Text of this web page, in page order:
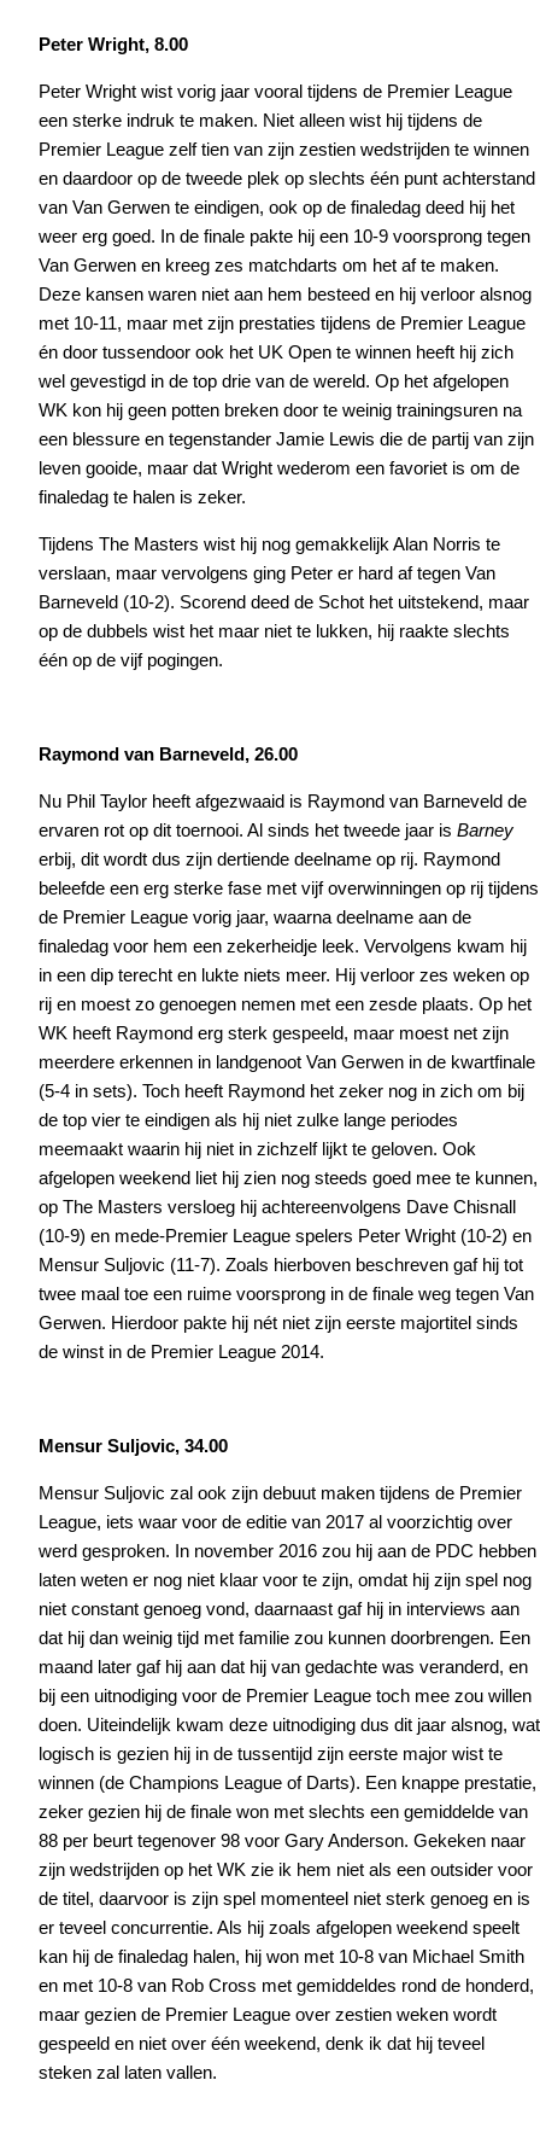
Peter Wright, 8.00
Peter Wright wist vorig jaar vooral tijdens de Premier League
een sterke indruk te maken. Niet alleen wist hij tijdens de
Premier League zelf tien van zijn zestien wedstrijden te winnen
en daardoor op de tweede plek op slechts één punt achterstand
van Van Gerwen te eindigen, ook op de finaledag deed hij het
weer erg goed. In de finale pakte hij een 10-9 voorsprong tegen
Van Gerwen en kreeg zes matchdarts om het af te maken.
Deze kansen waren niet aan hem besteed en hij verloor alsnog
met 10-11, maar met zijn prestaties tijdens de Premier League
én door tussendoor ook het UK Open te winnen heeft hij zich
wel gevestigd in de top drie van de wereld. Op het afgelopen
WK kon hij geen potten breken door te weinig trainingsuren na
een blessure en tegenstander Jamie Lewis die de partij van zijn
leven gooide, maar dat Wright wederom een favoriet is om de
finaledag te halen is zeker.
Tijdens The Masters wist hij nog gemakkelijk Alan Norris te
verslaan, maar vervolgens ging Peter er hard af tegen Van
Barneveld (10-2). Scorend deed de Schot het uitstekend, maar
op de dubbels wist het maar niet te lukken, hij raakte slechts
één op de vijf pogingen.
Raymond van Barneveld, 26.00
Nu Phil Taylor heeft afgezwaaid is Raymond van Barneveld de
ervaren rot op dit toernooi. Al sinds het tweede jaar is Barney
erbij, dit wordt dus zijn dertiende deelname op rij. Raymond
beleefde een erg sterke fase met vijf overwinningen op rij tijdens
de Premier League vorig jaar, waarna deelname aan de
finaledag voor hem een zekerheidje leek. Vervolgens kwam hij
in een dip terecht en lukte niets meer. Hij verloor zes weken op
rij en moest zo genoegen nemen met een zesde plaats. Op het
WK heeft Raymond erg sterk gespeeld, maar moest net zijn
meerdere erkennen in landgenoot Van Gerwen in de kwartfinale
(5-4 in sets). Toch heeft Raymond het zeker nog in zich om bij
de top vier te eindigen als hij niet zulke lange periodes
meemaakt waarin hij niet in zichzelf lijkt te geloven. Ook
afgelopen weekend liet hij zien nog steeds goed mee te kunnen,
op The Masters versloeg hij achtereenvolgens Dave Chisnall
(10-9) en mede-Premier League spelers Peter Wright (10-2) en
Mensur Suljovic (11-7). Zoals hierboven beschreven gaf hij tot
twee maal toe een ruime voorsprong in de finale weg tegen Van
Gerwen. Hierdoor pakte hij nét niet zijn eerste majortitel sinds
de winst in de Premier League 2014.
Mensur Suljovic, 34.00
Mensur Suljovic zal ook zijn debuut maken tijdens de Premier
League, iets waar voor de editie van 2017 al voorzichtig over
werd gesproken. In november 2016 zou hij aan de PDC hebben
laten weten er nog niet klaar voor te zijn, omdat hij zijn spel nog
niet constant genoeg vond, daarnaast gaf hij in interviews aan
dat hij dan weinig tijd met familie zou kunnen doorbrengen. Een
maand later gaf hij aan dat hij van gedachte was veranderd, en
bij een uitnodiging voor de Premier League toch mee zou willen
doen. Uiteindelijk kwam deze uitnodiging dus dit jaar alsnog, wat
logisch is gezien hij in de tussentijd zijn eerste major wist te
winnen (de Champions League of Darts). Een knappe prestatie,
zeker gezien hij de finale won met slechts een gemiddelde van
88 per beurt tegenover 98 voor Gary Anderson. Gekeken naar
zijn wedstrijden op het WK zie ik hem niet als een outsider voor
de titel, daarvoor is zijn spel momenteel niet sterk genoeg en is
er teveel concurrentie. Als hij zoals afgelopen weekend speelt
kan hij de finaledag halen, hij won met 10-8 van Michael Smith
en met 10-8 van Rob Cross met gemiddeldes rond de honderd,
maar gezien de Premier League over zestien weken wordt
gespeeld en niet over één weekend, denk ik dat hij teveel
steken zal laten vallen.